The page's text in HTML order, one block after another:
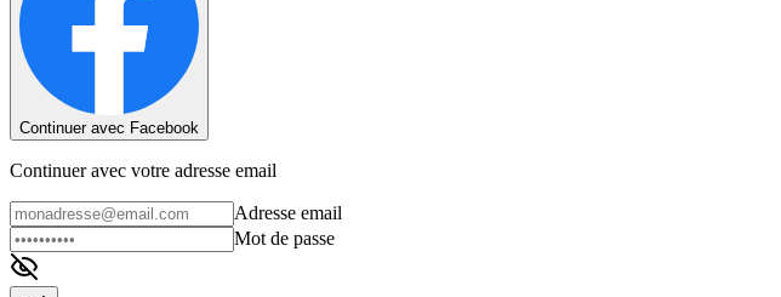
Continuer avec Facebook
Continuer avec votre adresse email
Adresse email
Mot de passe